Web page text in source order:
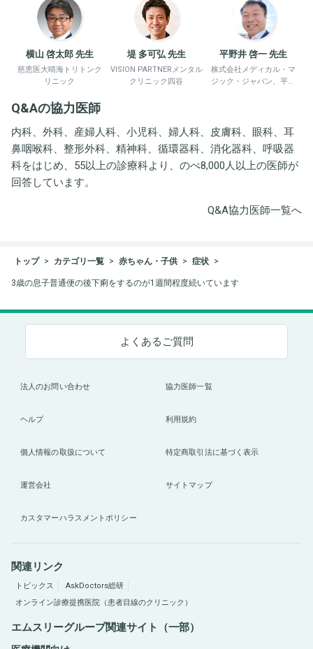
横山 啓太郎 先生
慈恵医大晴海トリトンク
リニック
堤 多可弘 先生
VISION PARTNERメンタル
クリニック四谷
平野井 啓一 先生
株式会社メディカル・マ
ジック・ジャパン、平野
Q&Aの協力医師
内科、外科、産婦人科、小児科、婦人科、皮膚科、眼科、耳
鼻咽喉科、整形外科、精神科、循環器科、消化器科、呼吸器
科をはじめ、55以上の診療科より、のべ8,000人以上の医師が
回答しています。
Q&A協力医師一覧へ
トップ カテゴリ一覧 赤ちゃん・子供 症状
3歳の息子普通便の後下痢をするのが1週間程度続いています
よくあるご質問
法人のお問い合わせ 協力医師一覧
ヘルプ 利用規約
個人情報の取扱について 特定商取引法に基づく表示
運営会社 サイトマップ
カスタマーハラスメントポリシー
関連リンク
トピックス
AskDoctors総研
オンライン診療提携医院（患者目線のクリニック）
エムスリーグループ関連サイト（一部）